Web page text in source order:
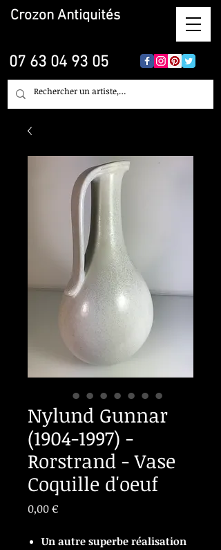
Crozon Antiquités
07 63 04 93 05
Nylund Gunnar
(1904-1997) -
Rorstrand - Vase
Coquille d'oeuf
0,00 €Prix
Un autre superbe réalisation